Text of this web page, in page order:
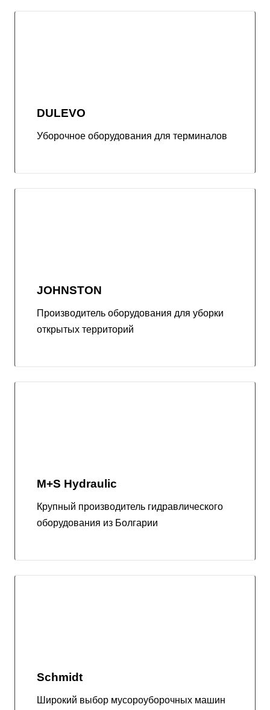
DULEVO
Уборочное оборудования для терминалов
JOHNSTON
Производитель оборудования для уборки
открытых территорий
M+S Hydraulic
Крупный производитель гидравлического
оборудования из Болгарии
Schmidt
Широкий выбор мусороуборочных машин